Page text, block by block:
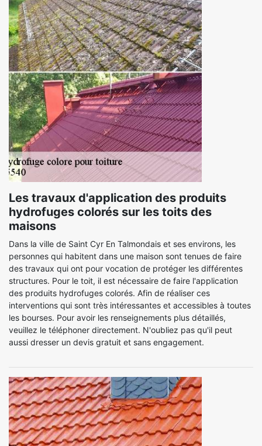
Les travaux d'application des produits
hydrofuges colorés sur les toits des
maisons
Dans la ville de Saint Cyr En Talmondais et ses environs, les
personnes qui habitent dans une maison sont tenues de faire
des travaux qui ont pour vocation de protéger les différentes
structures. Pour le toit, il est nécessaire de faire l'application
des produits hydrofuges colorés. Afin de réaliser ces
interventions qui sont très intéressantes et accessibles à toutes
les bourses. Pour avoir les renseignements plus détaillés,
veuillez le téléphoner directement. N'oubliez pas qu'il peut
aussi dresser un devis gratuit et sans engagement.